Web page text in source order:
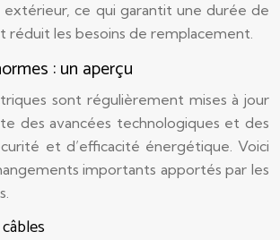
extérieur, ce qui garantit une durée de
réduit les besoins de remplacement.
: un aperçu
sont régulièrement mises à jour
des avancées technologiques et des
et d’efficacité énergétique. Voici
importants apportés par les